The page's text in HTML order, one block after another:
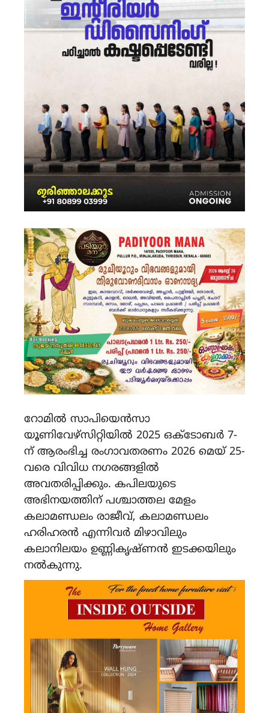
റോമിൽ സാപിയെൻസാ
യൂണിവേഴ്‌സിറ്റിയിൽ 2025 ഒക്ടോബർ 7-
ന് ആരംഭിച്ച രംഗാവതരണം 2026 മെയ് 25-
വരെ വിവിധ നഗരങ്ങളിൽ
അവതരിപ്പിക്കും. കപിലയുടെ
അഭിനയത്തിന് പശ്ചാത്തല മേളം
കലാമണ്ഡലം രാജീവ്, കലാമണ്ഡലം
ഹരിഹരൻ എന്നിവർ മിഴാവിലും
കലാനിലയം ഉണ്ണികൃഷ്ണൻ ഇടക്കയിലും
നൽകുന്നു.